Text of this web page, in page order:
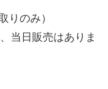
のみ）
当日販売はありま